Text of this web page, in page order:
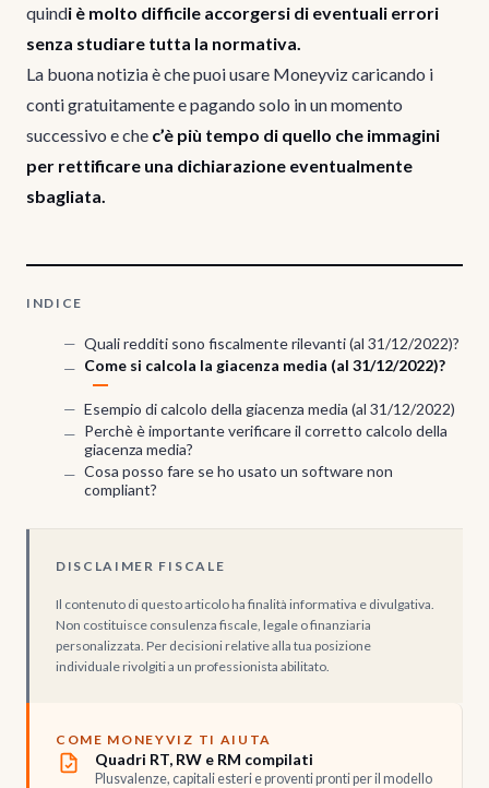
quindi è molto difficile accorgersi di eventuali errori
senza studiare tutta la normativa.
La buona notizia è che puoi usare Moneyviz caricando i
conti gratuitamente e pagando solo in un momento
successivo e che c’è più tempo di quello che immagini
per rettificare una dichiarazione eventualmente
sbagliata.
INDICE
Quali redditi sono fiscalmente rilevanti (al 31/12/2022)?
Come si calcola la giacenza media (al 31/12/2022)?
Esempio di calcolo della giacenza media (al 31/12/2022)
Perchè è importante verificare il corretto calcolo della
giacenza media?
Cosa posso fare se ho usato un software non
compliant?
DISCLAIMER FISCALE
Il contenuto di questo articolo ha finalità informativa e divulgativa.
Non costituisce consulenza fiscale, legale o finanziaria
personalizzata. Per decisioni relative alla tua posizione
individuale rivolgiti a un professionista abilitato.
COME MONEYVIZ TI AIUTA
Quadri RT, RW e RM compilati
Plusvalenze, capitali esteri e proventi pronti per il modello